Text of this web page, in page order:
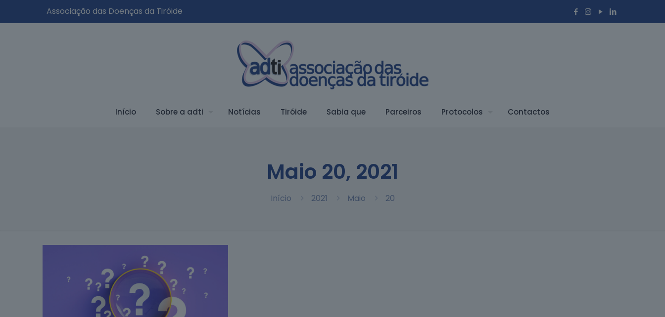
Associação das Doenças da Tiróide
Início Sobre a adti Notí­cias Tiróide Sabia que Parceiros Protocolos Contactos
Maio 20, 2021
Início 2021 Maio 20